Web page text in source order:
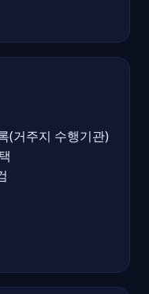
(거주지 수행기관)